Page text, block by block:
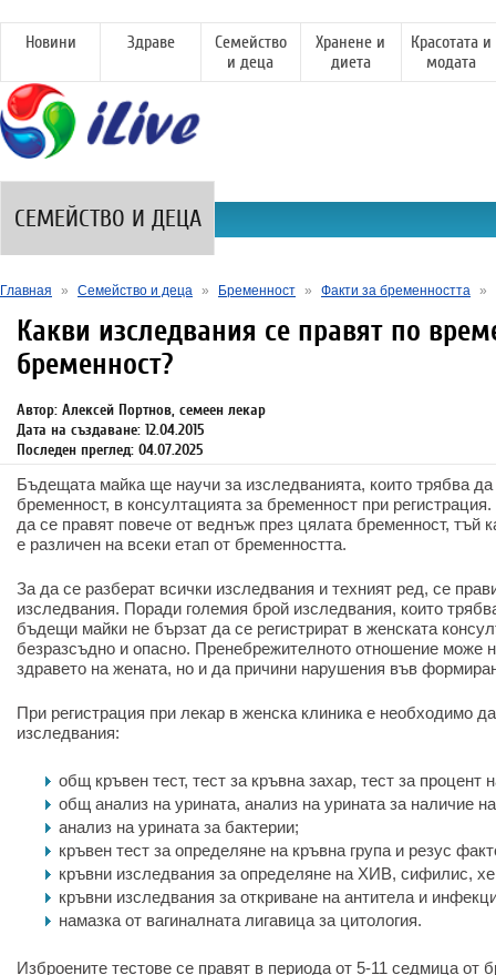
Новини Здраве
Семейство
и деца
Хранене и
диета
Красотата и
модата
СЕМЕЙСТВО И ДЕЦА
Главная » Семейство и деца » Бременност » Факти за бременността »
Какви изследвания се правят по
бременност?
Автор: Алексей Портнов, семеен лекар
Дата на създаване: 12.04.2015
Последен преглед: 04.07.2025
Бъдещата майка ще научи за изследванията, които трябва
бременност, в консултацията за бременност при
да се правят повече от веднъж през цялата бременност, тъй
е различен на всеки етап от бременността.
За да се разберат всички изследвания и техният ред, се
изследвания. Поради големия брой изследвания, които
бъдещи майки не бързат да се регистрират в женската
безразсъдно и опасно. Пренебрежителното отношение може
здравето на жената, но и да причини нарушения във
При регистрация при лекар в женска клиника е необходимо
изследвания:
общ кръвен тест, тест за кръвна захар, тест за процент
общ анализ на урината, анализ на урината за наличие
анализ на урината за бактерии;
кръвен тест за определяне на кръвна група и резус
кръвни изследвания за определяне на ХИВ, сифилис,
кръвни изследвания за откриване на антитела и
намазка от вагиналната лигавица за цитология.
Изброените тестове се правят в периода от 5-11 седмица от